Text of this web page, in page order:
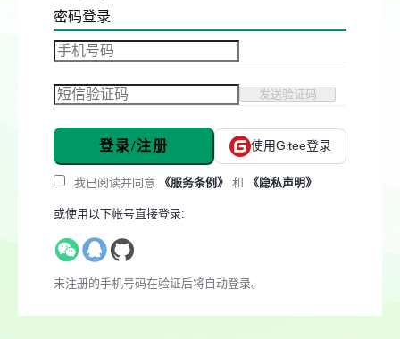
密码登录
发送验证码
登录/注册 使用Gitee登录
我已阅读并同意 《服务条例》 和 《隐私声明》
或使用以下帐号直接登录:
未注册的手机号码在验证后将自动登录。